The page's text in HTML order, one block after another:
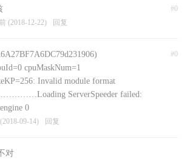
#0
(2018-12-22) 回复
#0
cpuMaskNum=1
Invalid module format
ServerSpeeder failed:
0
09-14) 回复
对